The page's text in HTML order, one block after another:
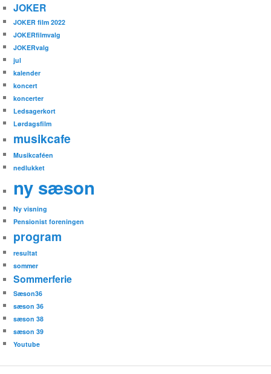
JOKER
JOKER film 2022
JOKERfilmvalg
JOKERvalg
jul
kalender
koncert
koncerter
Ledsagerkort
Lørdagsfilm
musikcafe
Musikcaféen
nedlukket
ny sæson
Ny visning
Pensionist foreningen
program
resultat
sommer
Sommerferie
Sæson36
sæson 36
sæson 38
sæson 39
Youtube